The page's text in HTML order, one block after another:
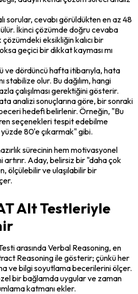
sorular, cevabı görüldükten en az 48
İkinci çözümde doğru cevaba
çözümdeki eksikliğin kalıcı bir
geçici bir dikkat kayması mı
ve dördüncü hafta itibarıyla, hata
stabilize olur. Bu dağılım, hangi
çalışılması gerektiğini gösterir.
analizi sonuçlarına göre, bir sonraki
hedefi belirlenir. Örneğin, "Bu
seçenekleri tespit edebilme
80'e çıkarmak" gibi.
sürecinin hem motivasyonel
artırır. Aday, belirsiz bir "daha çok
ölçülebilir ve ulaşılabilir bir
Alt Testleriyle
arasında Verbal Reasoning, en
Reasoning ile gösterir; çünkü her
ve bilgi soyutlama becerilerini ölçer.
bir bağlamda uygular ve zaman
katmanı ekler.